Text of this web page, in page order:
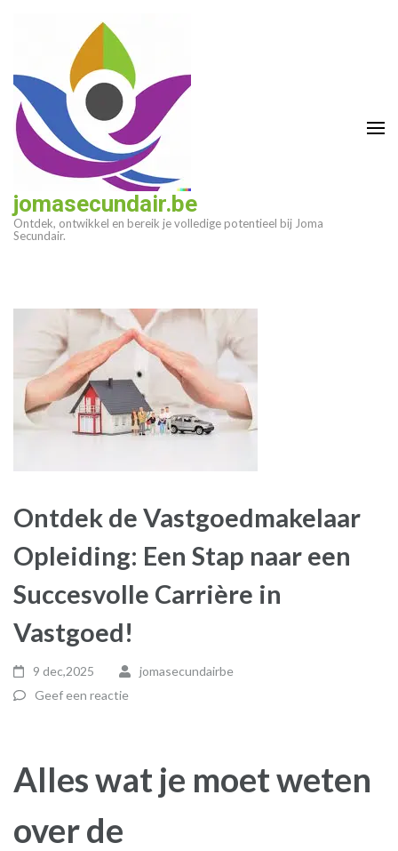
(druk
enter)
jomasecundair.be
Ontdek, ontwikkel en bereik je volledige potentieel bij Joma
Secundair.
Ontdek de Vastgoedmakelaar
Opleiding: Een Stap naar een
Succesvolle Carrière in
Vastgoed!
9 dec,2025
jomasecundairbe
Geef een reactie
Alles wat je moet weten
over de